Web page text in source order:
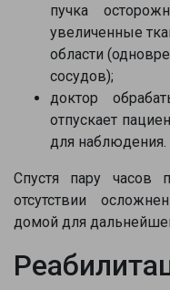
пучка
увеличенные
области
сосудов);
доктор
отпускает
для наблюдения.
Спустя пару часов
отсутствии
домой для